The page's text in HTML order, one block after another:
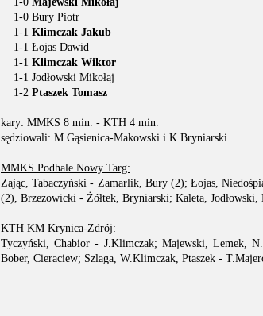
1-0 Bury Piotr
1-1 Klimczak Jakub
1-1 Łojas Dawid
1-1 Klimczak Wiktor
1-1 Jodłowski Mikołaj
1-2 Ptaszek Tomasz
kary: MMKS 8 min. - KTH 4 min.
sędziowali: M.Gąsienica-Makowski i K.Bryniarski
MMKS Podhale Nowy Targ:
Zając, Tabaczyński - Zamarlik, Bury (2); Łojas,
(2), Brzezowicki - Żółtek, Bryniarski; Kaleta,
KTH KM Krynica-Zdrój:
Tyczyński, Chabior - J.Klimczak; Majewski, Lemek,
Bober, Cieraciew; Szlaga, W.Klimczak, Ptaszek -